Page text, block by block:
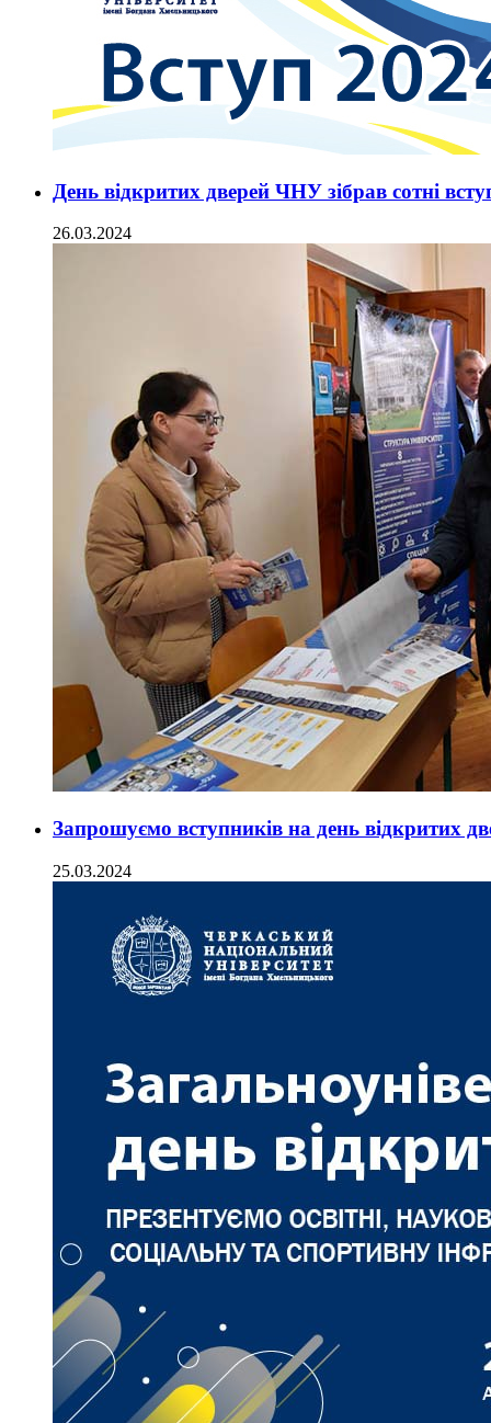
День відкритих дверей ЧНУ зібрав сотні
26.03.2024
Запрошуємо вступників на день відкритих
25.03.2024